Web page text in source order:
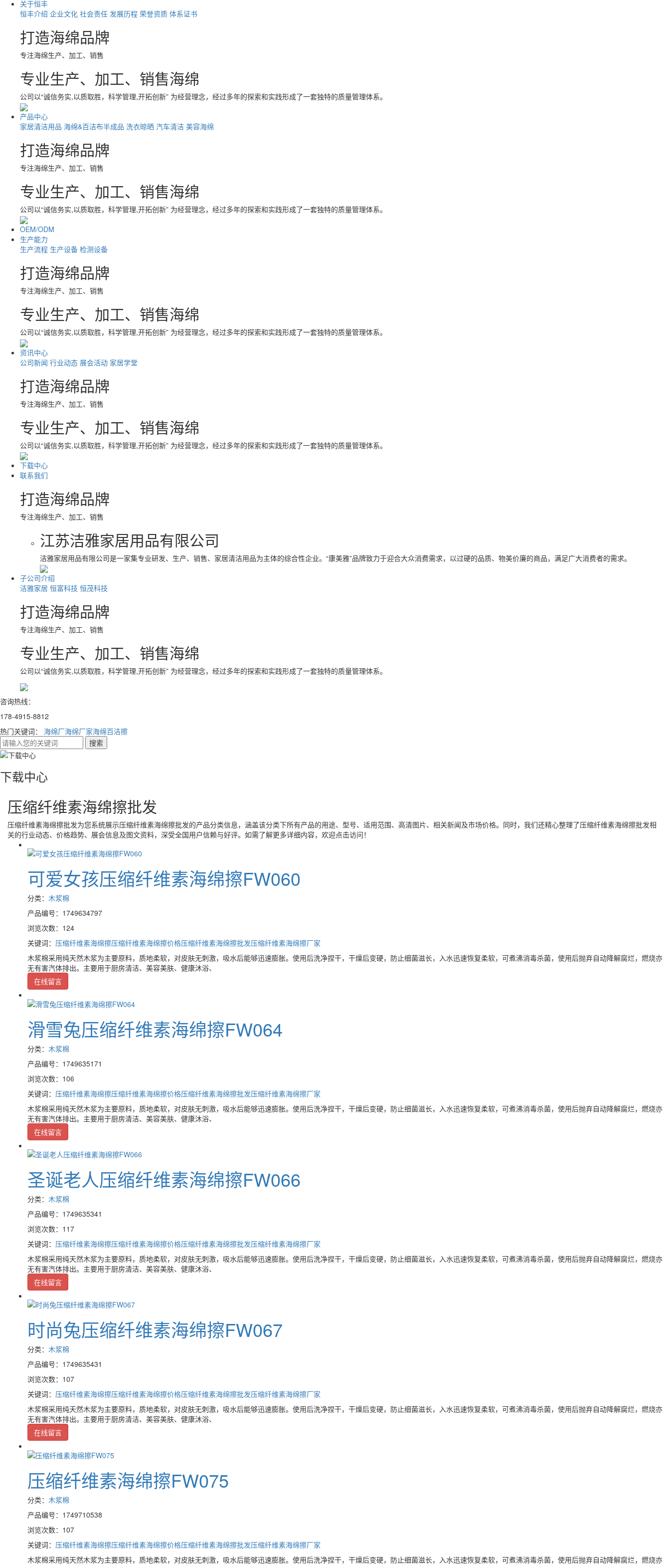
关于恒丰
恒丰介绍 企业文化 社会责任 发展历程 荣誉资质 体系证书
打造海绵品牌
专注海绵生产、加工、销售
专业生产、加工、销售海绵
公司以“诚信务实,以质取胜，科学管理,开拓创新” 为经营理念，经过多年的探索和实践形成了一套独特的质量管理体系。
产品中心
家居清洁用品 海绵&百洁布半成品 洗衣晾晒 汽车清洁 美容海绵
打造海绵品牌
专注海绵生产、加工、销售
专业生产、加工、销售海绵
公司以“诚信务实,以质取胜，科学管理,开拓创新” 为经营理念，经过多年的探索和实践形成了一套独特的质量管理体系。
OEM/ODM
生产能力
生产流程 生产设备 检测设备
打造海绵品牌
专注海绵生产、加工、销售
专业生产、加工、销售海绵
公司以“诚信务实,以质取胜，科学管理,开拓创新” 为经营理念，经过多年的探索和实践形成了一套独特的质量管理体系。
资讯中心
公司新闻 行业动态 展会活动 家居学堂
打造海绵品牌
专注海绵生产、加工、销售
专业生产、加工、销售海绵
公司以“诚信务实,以质取胜，科学管理,开拓创新” 为经营理念，经过多年的探索和实践形成了一套独特的质量管理体系。
下载中心
联系我们
打造海绵品牌
专注海绵生产、加工、销售
江苏洁雅家居用品有限公司
洁雅家居用品有限公司是一家集专业研发、生产、销售、家居清洁用品为主体的综合性企业。“康美雅”品牌致力于迎合大众消费需求，以过硬的品质、物美价廉的商品，满足广大消费者的需求。
子公司介绍
洁雅家居 恒富科技 恒茂科技
打造海绵品牌
专注海绵生产、加工、销售
专业生产、加工、销售海绵
公司以“诚信务实,以质取胜，科学管理,开拓创新” 为经营理念，经过多年的探索和实践形成了一套独特的质量管理体系。
咨询热线：
178-4915-8812
热门关键词： 海绵厂海绵厂家海绵百洁擦
下载中心
压缩纤维素海绵擦批发
压缩纤维素海绵擦批发为您系统展示压缩纤维素海绵擦批发的产品分类信息，涵盖该分类下所有产品的用途、型号、适用范围、高清图片、相关新闻及市场价格。同时，我们还精心整理了压缩纤维素海绵擦批发相
关的行业动态、价格趋势、展会信息及图文资料，深受全国用户信赖与好评。如需了解更多详细内容，欢迎点击访问！
可爱女孩压缩纤维素海绵擦FW060
分类： 木浆棉
产品编号：1749634797
浏览次数：124
关键词： 压缩纤维素海绵擦压缩纤维素海绵擦价格压缩纤维素海绵擦批发压缩纤维素海绵擦厂家
木浆棉采用纯天然木浆为主要原料，质地柔软，对皮肤无刺激，吸水后能够迅速膨胀。使用后洗净捏干，干燥后变硬，防止细菌滋长，入水迅速恢复柔软，可煮沸消毒杀菌，使用后抛弃自动降解腐烂，燃烧亦
无有害汽体排出。主要用于厨房清洁、美容美肤、健康沐浴、
在线留言
滑雪兔压缩纤维素海绵擦FW064
分类： 木浆棉
产品编号：1749635171
浏览次数：106
关键词： 压缩纤维素海绵擦压缩纤维素海绵擦价格压缩纤维素海绵擦批发压缩纤维素海绵擦厂家
木浆棉采用纯天然木浆为主要原料，质地柔软，对皮肤无刺激，吸水后能够迅速膨胀。使用后洗净捏干，干燥后变硬，防止细菌滋长，入水迅速恢复柔软，可煮沸消毒杀菌，使用后抛弃自动降解腐烂，燃烧亦
无有害汽体排出。主要用于厨房清洁、美容美肤、健康沐浴、
在线留言
圣诞老人压缩纤维素海绵擦FW066
分类： 木浆棉
产品编号：1749635341
浏览次数：117
关键词： 压缩纤维素海绵擦压缩纤维素海绵擦价格压缩纤维素海绵擦批发压缩纤维素海绵擦厂家
木浆棉采用纯天然木浆为主要原料，质地柔软，对皮肤无刺激，吸水后能够迅速膨胀。使用后洗净捏干，干燥后变硬，防止细菌滋长，入水迅速恢复柔软，可煮沸消毒杀菌，使用后抛弃自动降解腐烂，燃烧亦
无有害汽体排出。主要用于厨房清洁、美容美肤、健康沐浴、
在线留言
时尚兔压缩纤维素海绵擦FW067
分类： 木浆棉
产品编号：1749635431
浏览次数：107
关键词： 压缩纤维素海绵擦压缩纤维素海绵擦价格压缩纤维素海绵擦批发压缩纤维素海绵擦厂家
木浆棉采用纯天然木浆为主要原料，质地柔软，对皮肤无刺激，吸水后能够迅速膨胀。使用后洗净捏干，干燥后变硬，防止细菌滋长，入水迅速恢复柔软，可煮沸消毒杀菌，使用后抛弃自动降解腐烂，燃烧亦
无有害汽体排出。主要用于厨房清洁、美容美肤、健康沐浴、
在线留言
压缩纤维素海绵擦FW075
分类： 木浆棉
产品编号：1749710538
浏览次数：107
关键词： 压缩纤维素海绵擦压缩纤维素海绵擦价格压缩纤维素海绵擦批发压缩纤维素海绵擦厂家
木浆棉采用纯天然木浆为主要原料，质地柔软，对皮肤无刺激，吸水后能够迅速膨胀。使用后洗净捏干，干燥后变硬，防止细菌滋长，入水迅速恢复柔软，可煮沸消毒杀菌，使用后抛弃自动降解腐烂，燃烧亦